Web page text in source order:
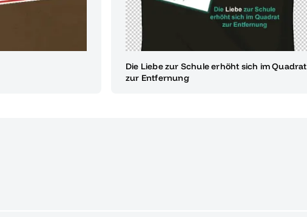
Die Liebe zur Schule erhöht sich im Quadrat
zur Entfernung